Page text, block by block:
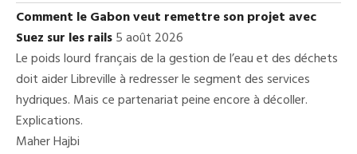
Comment le Gabon veut remettre son projet avec
Suez sur les rails5 août 2026
Le poids lourd français de la gestion de l’eau et des déchets
doit aider Libreville à redresser le segment des services
hydriques. Mais ce partenariat peine encore à décoller.
Explications.
Maher Hajbi